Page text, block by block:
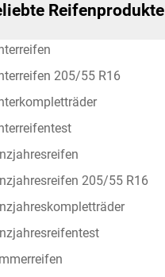
Reifenprodukte
205/55 R16
205/55 R16